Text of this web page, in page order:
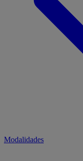
Modalidades